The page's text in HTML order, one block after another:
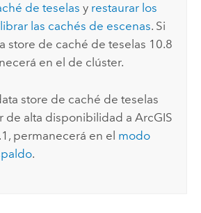
de teselas y restaurar los
las cachés de escenas. Si
store de caché de teselas 10.8
en el de clúster.
store de caché de teselas
de alta disponibilidad aArcGIS
permanecerá en el modo
.